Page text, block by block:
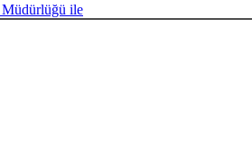
Müdürlüğü ile